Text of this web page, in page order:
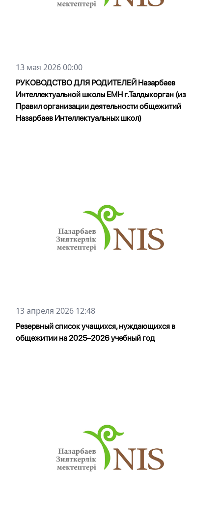
13 мая 2026 00:00
РУКОВОДСТВО ДЛЯ РОДИТЕЛЕЙ Назарбаев
Интеллектуальной школы ЕМН г.Талдыкорган (из
Правил организации деятельности общежитий
Назарбаев Интеллектуальных школ)
13 апреля 2026 12:48
Резервный список учащихся, нуждающихся в
общежитии на 2025–2026 учебный год